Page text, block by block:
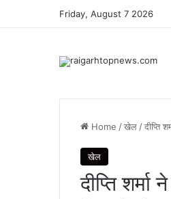
Friday, August 7 2026
Home /खेल /दीप्ति
खेल
दीप्ति